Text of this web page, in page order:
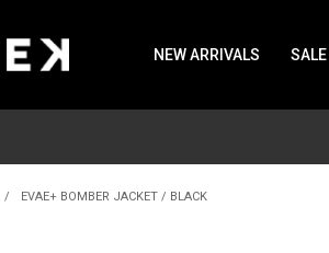
NEW ARRIVALS SALE
EVAE+ BOMBER JACKET / BLACK